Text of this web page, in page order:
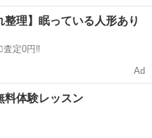
ト http://kitakyushu...
スン
整理】眠っている人形あり
査定0円‼️
Ad
料体験レッスン